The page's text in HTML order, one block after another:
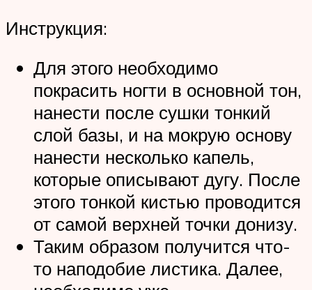
Инструкция:
Для этого необходимо
покрасить ногти в основной тон,
нанести после сушки тонкий
слой базы, и на мокрую основу
нанести несколько капель,
которые описывают дугу. После
этого тонкой кистью проводится
от самой верхней точки донизу.
Таким образом получится что-
то наподобие листика. Далее,